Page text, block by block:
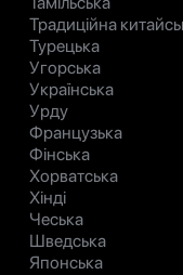
Традиційна
Турецька
Угорська
Українська
Урду
Французька
Фінська
Хорватська
Хінді
Чеська
Шведська
Японська